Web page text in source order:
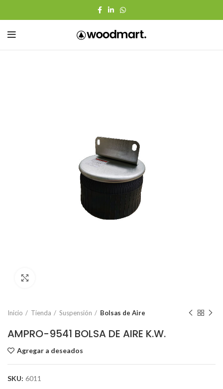
Inicio Tienda Suspensión Bolsas de Aire
AMPRO-9541 BOLSA DE AIRE K.W.
Agregar a deseados
SKU: 6011